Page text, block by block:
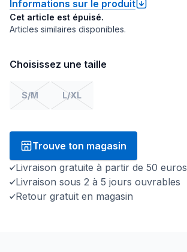
Informations sur le produit
Cet article est épuisé.
Articles similaires disponibles.
Choisissez une taille
S/M L/XL
Trouve ton magasin
Livraison gratuite à partir de 50 euros
Livraison sous 2 à 5 jours ouvrables
Retour gratuit en magasin